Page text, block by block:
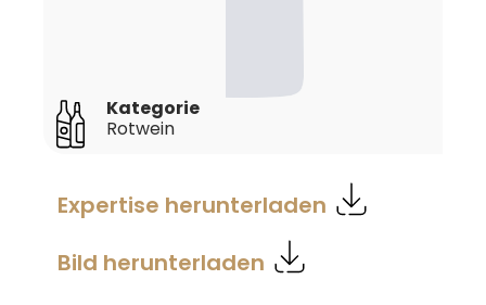
Kategorie
Rotwein
Expertise herunterladen
Bild herunterladen